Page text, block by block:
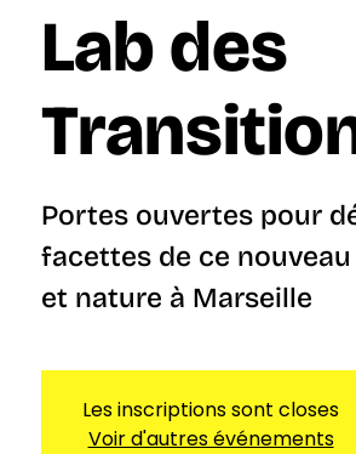
Lab des
Portes ouvertes pour
facettes de ce
et nature à Marseille
Les inscriptions sont closes
Voir d'autres événements